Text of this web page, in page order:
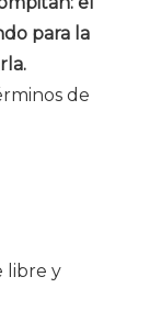
para la
de
libre y